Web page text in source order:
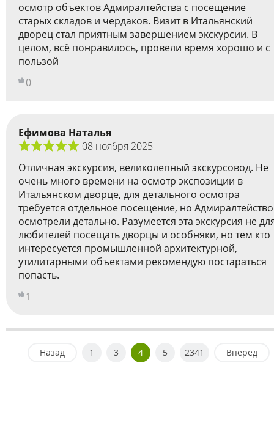
осмотр объектов Адмиралтейства с посещение
старых складов и чердаков. Визит в Итальянский
дворец стал приятным завершением экскурсии. В
целом, всё понравилось, провели время хорошо и с
пользой
0
Ефимова Наталья
08 ноября 2025
Отличная экскурсия, великолепный экскурсовод. Не
очень много времени на осмотр экспозиции в
Итальянском дворце, для детального осмотра
требуется отдельное посещение, но Адмиралтейство
осмотрели детально. Разумеется эта экскурсия не
любителей посещать дворцы и особняки, но тем кто
интересуется промышленной архитектурной,
утилитарными объектами рекомендую постараться
попасть.
1
Назад 1 3 4 5 2341 Вперед